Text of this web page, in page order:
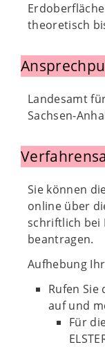
theoretisch
Landesamt
Sachsen-
Sie können
online über
schriftlich bei
beantragen.
Aufhebung
Rufen Sie
auf und
Für